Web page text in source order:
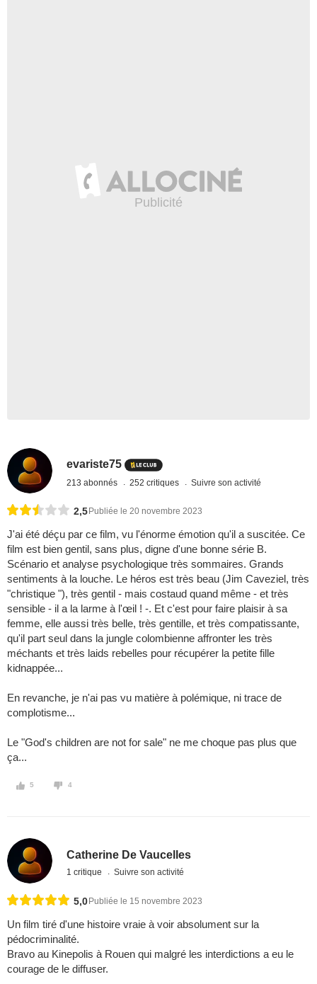
evariste75
213 abonnés 252 critiques Suivre son activité
2,5 Publiée le 20 novembre 2023
J'ai été déçu par ce film, vu l'énorme émotion qu'il a suscitée. Ce
film est bien gentil, sans plus, digne d'une bonne série B.
Scénario et analyse psychologique très sommaires. Grands
sentiments à la louche. Le héros est très beau (Jim Caveziel, très
"christique "), très gentil - mais costaud quand même - et très
sensible - il a la larme à l'œil ! -. Et c'est pour faire plaisir à sa
femme, elle aussi très belle, très gentille, et très compatissante,
qu'il part seul dans la jungle colombienne affronter les très
méchants et très laids rebelles pour récupérer la petite fille
kidnappée...
En revanche, je n'ai pas vu matière à polémique, ni trace de
complotisme...
Le "God's children are not for sale" ne me choque pas plus que
ça...
5 4
Catherine De Vaucelles
1 critique Suivre son activité
5,0 Publiée le 15 novembre 2023
Un film tiré d'une histoire vraie à voir absolument sur la
pédocriminalité.
Bravo au Kinepolis à Rouen qui malgré les interdictions a eu le
courage de le diffuser.